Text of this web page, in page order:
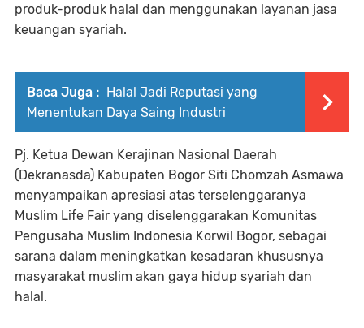
produk-produk halal dan menggunakan layanan jasa
keuangan syariah.
Baca Juga : Halal Jadi Reputasi yang
Menentukan Daya Saing Industri
Pj. Ketua Dewan Kerajinan Nasional Daerah
(Dekranasda) Kabupaten Bogor Siti Chomzah Asmawa
menyampaikan apresiasi atas terselenggaranya
Muslim Life Fair yang diselenggarakan Komunitas
Pengusaha Muslim Indonesia Korwil Bogor, sebagai
sarana dalam meningkatkan kesadaran khususnya
masyarakat muslim akan gaya hidup syariah dan
halal.